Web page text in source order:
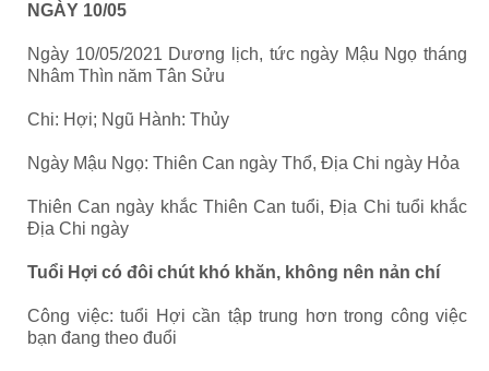
NGÀY 10/05
Ngày 10/05/2021 Dương lịch, tức ngày Mậu Ngọ tháng
Nhâm Thìn năm Tân Sửu
Chi: Hợi; Ngũ Hành: Thủy
Ngày Mậu Ngọ: Thiên Can ngày Thổ, Địa Chi ngày Hỏa
Thiên Can ngày khắc Thiên Can tuổi, Địa Chi tuổi khắc
Địa Chi ngày
Tuổi Hợi có đôi chút khó khăn, không nên nản chí
Công việc: tuổi Hợi cần tập trung hơn trong công việc
bạn đang theo đuổi